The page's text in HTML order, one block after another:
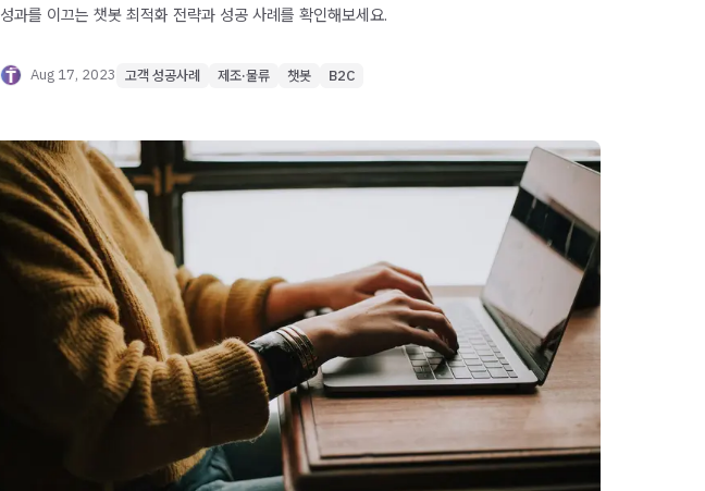
성과를 이끄는 챗봇 최적화 전략과 성공 사례를 확인해보세요.
Aug 17, 2023 고객 성공사례 제조·물류 챗봇 B2C